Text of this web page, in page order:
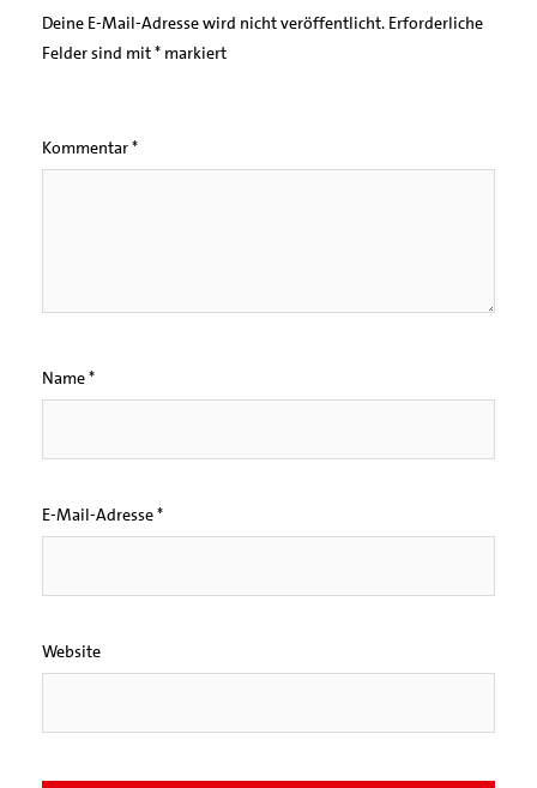
Deine E-Mail-Adresse wird nicht veröffentlicht. Erforderliche
Felder sind mit* markiert
Kommentar*
Name*
E-Mail-Adresse*
Website